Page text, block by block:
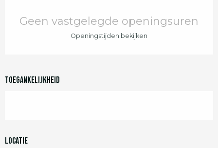
Geen vastgelegde openingsuren
Openingstijden bekijken
Toegankelijkheid
Locatie